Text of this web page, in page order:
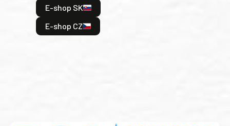
E-shop SK
E-shop CZ